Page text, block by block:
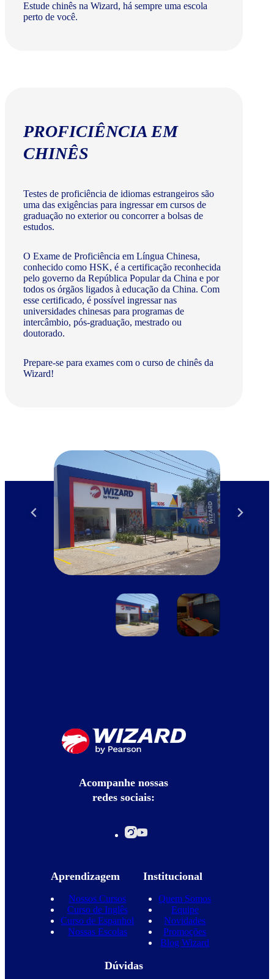
Estude chinês na Wizard, há sempre uma escola
perto de você.
PROFICIÊNCIA EM
CHINÊS
Testes de proficiência de idiomas estrangeiros são
uma das exigências para ingressar em cursos de
graduação no exterior ou concorrer a bolsas de
estudos.
O Exame de Proficiência em Língua Chinesa,
conhecido como HSK, é a certificação reconhecida
pelo governo da República Popular da China e por
todos os órgãos ligados à educação da China. Com
esse certificado, é possível ingressar nas
universidades chinesas para programas de
intercâmbio, pós-graduação, mestrado ou
doutorado.
Prepare-se para exames com o curso de chinês da
Wizard!
Acompanhe nossas
redes sociais:
Aprendizagem
Nossos Cursos
Curso de Inglês
Curso de Espanhol
Nossas Escolas
Institucional
Quem Somos
Equipe
Novidades
Promoções
Blog Wizard
Dúvidas